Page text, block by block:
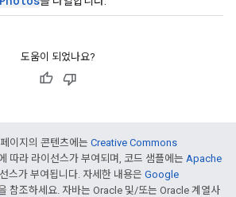
도움이 되었나요?
이지의 콘텐츠에는 Creative Commons
따라 라이선스가 부여되며, 코드 샘플에는 Apache
스가 부여됩니다. 자세한 내용은 Google
참조하세요. 자바는 Oracle 및/또는 Oracle 계열사